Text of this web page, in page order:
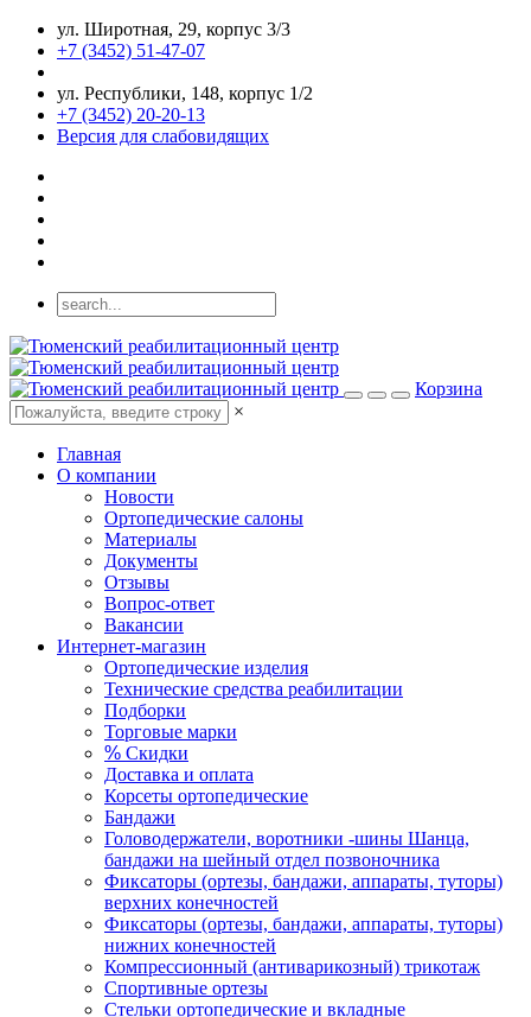
ул. Широтная, 29, корпус 3/3
+7 (3452) 51-47-07
ул. Республики, 148, корпус 1/2
+7 (3452) 20-20-13
Версия для слабовидящих
Корзина
×
Главная
О компании
Новости
Ортопедические салоны
Материалы
Документы
Отзывы
Вопрос-ответ
Вакансии
Интернет-магазин
Ортопедические изделия
Технические средства реабилитации
Подборки
Торговые марки
% Скидки
Доставка и оплата
Корсеты ортопедические
Бандажи
Головодержатели, воротники -шины Шанца,
бандажи на шейный отдел позвоночника
Фиксаторы (ортезы, бандажи, аппараты, туторы)
верхних конечностей
Фиксаторы (ортезы, бандажи, аппараты, туторы)
нижних конечностей
Компрессионный (антиварикозный) трикотаж
Спортивные ортезы
Стельки ортопедические и вкладные